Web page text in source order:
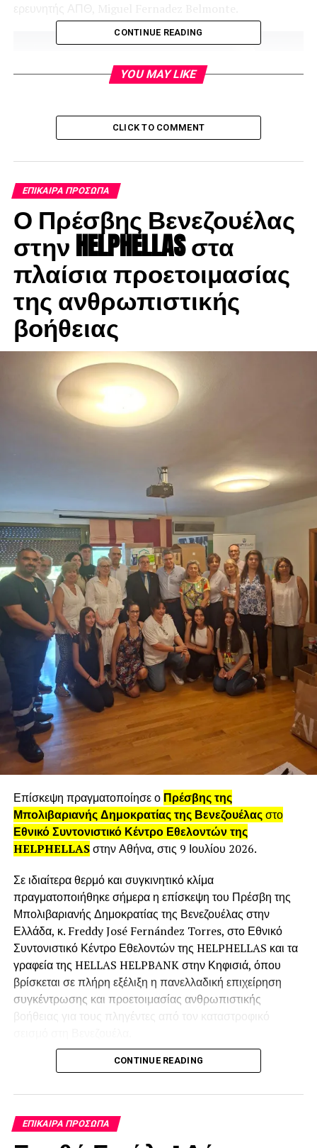
Έργο Κάλλης Καστώρη
-Από τι εμπνέεσαι καθημερινά και από
πού αντλείς ερεθίσματα για την τέχνη
Όλοι αποζητούμε την επικοινωνία, την δημιουργία στενών
σχέσεων. Πόσοι όμως το καταφέρνουμε ουσιαστικά;
Αυτή η δυσκολία στην επικοινωνία ή η πλήρης έλλειψή
της, είναι η πηγή των περισσότερων δεινών φαντάζομαι.
Δεν νοιώθουμε κομμάτι ενός » όλου».
Έργο Κάλλης Καστώρη
–Tι σε ώθησε να ασχοληθείς με την
μουσική ;
-Θυμάμαι τον εαυτό μου ως παιδάκι, πάντα να
ζωγραφίζει… δεν θυμάμαι πως άρχισα να γράφω… πάντα
αγάπη, η μουσική (κιθάρα) ήταν ένα χόμπυ.
Μεγαλώνοντας βρέθηκα στο Βόλο, έκανα οικογένεια, δεν
CONTINUE READING
YOU MAY LIKE
CLICK TO COMMENT
ΕΠΊΚΑΙΡΑ ΠΡΌΣΩΠΑ
Ο Πρέσβης Βενεζουέλας
στην HELPHELLAS στα
πλαίσια προετοιμασίας
της ανθρωπιστικής
βοήθειας
Επίσκεψη πραγματοποίησε ο Πρέσβης της
Μπολιβαριανής Δημοκρατίας της Βενεζουέλαςστο
Εθνικό Συντονιστικό Κέντρο Εθελοντών της
HELPHELLASστην Αθήνα, στις 9 Ιουλίου 2026.
Σε ιδιαίτερα θερμό και συγκινητικό κλίμα
πραγματοποιήθηκε σήμερα η επίσκεψη του Πρέσβη της
Μπολιβαριανής Δημοκρατίας της Βενεζουέλας στην
Ελλάδα, κ. Freddy José Fernández Torres, στο Εθνικό
Συντονιστικό Κέντρο Εθελοντών της HELPHELLAS και τα
γραφεία της HELLAS HELPBANK στην Κηφισιά, όπου
βρίσκεται σε πλήρη εξέλιξη η πανελλαδική επιχείρηση
συγκέντρωσης και προετοιμασίας ανθρωπιστικής
βοήθειας για τους πληγέντες από τον καταστροφικό
Τον Πρέσβη υποδέχθηκε ο Πρόεδρος της
Γαμπιεράκης μαζί με την Αντιπρόεδρο Αντιγόνη
Ωραιοπούλου, μαζί με εθελοντές, συνεργάτες,
εκπροσώπους φορέων και μέλη της οργανωτικής
CONTINUE READING
ΕΠΊΚΑΙΡΑ ΠΡΌΣΩΠΑ